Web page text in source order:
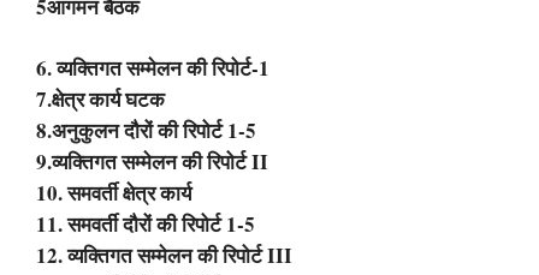
5आगमन बैठक
6. व्यक्तिगत सम्मेलन की रिपोर्ट-1
7.क्षेत्र कार्य घटक
8.अनुकुलन दौरों की रिपोर्ट 1-5
9.व्यक्तिगत सम्मेलन की रिपोर्ट II
10. समवर्ती क्षेत्र कार्य
11. समवर्ती दौरों की रिपोर्ट 1-5
12. व्यक्तिगत सम्मेलन की रिपोर्ट III